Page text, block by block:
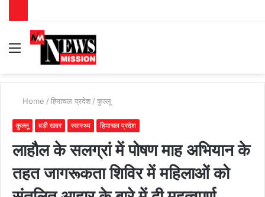
Menu
Home / हिमाचल प्रदेश / कुल्लू
कुल्लू बड़ी खबर स्वास्थ्य हिमाचल प्रदेश
लाहौल के सलग्रां में पोषण माह अभियान के
तहत जागरूकता शिविर में महिलाओं को